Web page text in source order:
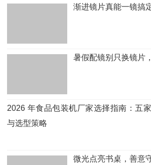
渐进镜片真能一镜搞
暑假配镜别只换镜片
2026 年食品包装机厂家选择指南：五
与选型策略
微光点亮书桌，善